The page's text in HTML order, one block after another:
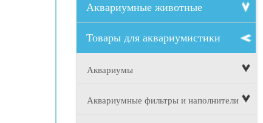
Аквариумные животные
Товары для аквариумистики
Аквариумы
Аквариумные фильтры и наполнители